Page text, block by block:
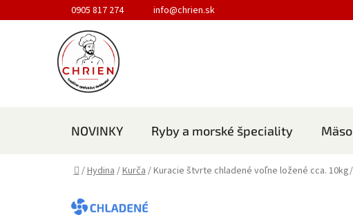
Prejsť na obsah0905 817 274 info@chrien.sk
NOVINKY Ryby a morské špeciality Mäso
Domov
/Hydina/Kurča/Kuracie štvrte chladené voľne ložené cca.
CHLADENÉ